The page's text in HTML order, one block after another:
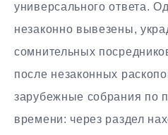
универсального ответа.
незаконно вывезены,
сомнительных
после незаконных
зарубежные собрания по
времени: через раздел